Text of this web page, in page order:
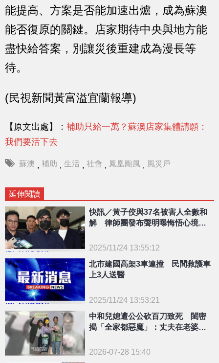
能提高、方案是否能加速出爐，成為蘇澳
能否復原的關鍵。店家期待中央與地方能
盡快給答案，別讓災後重建成為漫長等
待。
(民視新聞黃富溢宜蘭報導)
【原文出處】： 補助只給一萬？蘇澳店家集體請願：
我們要活下去
蘇澳 , 補助 , 生活 , 社會 , 鳳凰颱風 , 風災戶
延伸閱讀
{PLAYICON}
快訊／黃子佼與37名被害人全數和
解 律師團發布聲明曝悔悟心境
2025/11/24 13:55:12
{PLAYICON}
北市建國高架3車連撞 民間救護車
上3人送醫
2025/11/24 13:53:21
中和兒媳遭公公砍百刀致死 閨密
揭「全家都惡魔」：丈夫在老婆時
2026-07-28 15:40